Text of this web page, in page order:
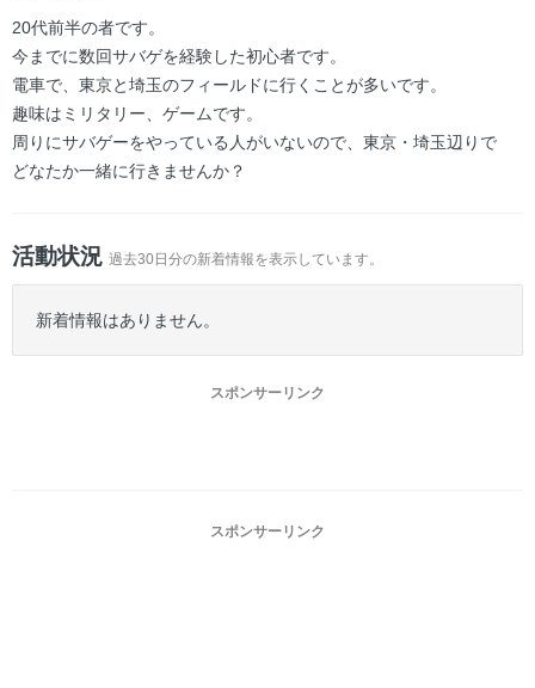
20代前半の者です。
今までに数回サバゲを経験した初心者です。
電車で、東京と埼玉のフィールドに行くことが多いです。
趣味はミリタリー、ゲームです。
周りにサバゲーをやっている人がいないので、東京・埼玉辺りで
どなたか一緒に行きませんか？
活動状況 過去30日分の新着情報を表示しています。
新着情報はありません。
スポンサーリンク
スポンサーリンク